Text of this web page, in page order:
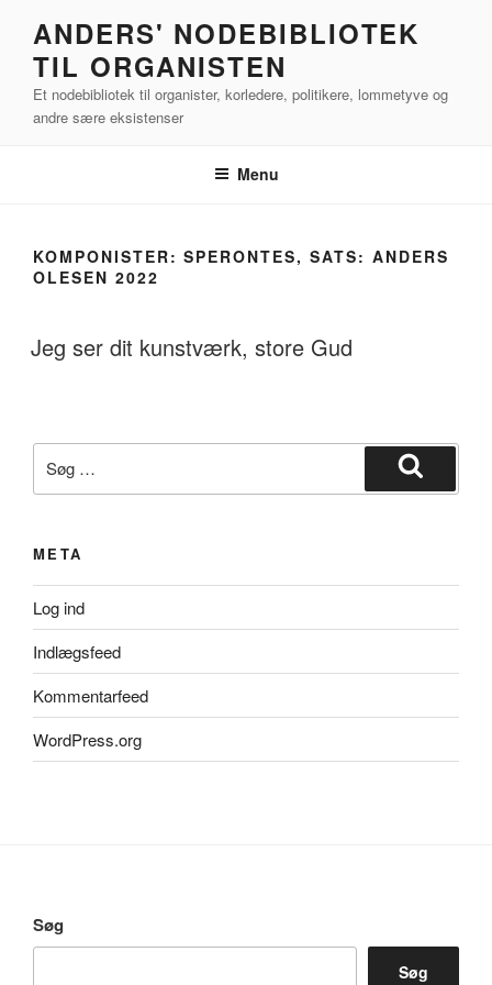
indhold
ANDERS' NODEBIBLIOTEK
TIL ORGANISTEN
Et nodebibliotek til organister, korledere, politikere, lommetyve og
andre sære eksistenser
Menu
KOMPONISTER:SPERONTES, SATS: ANDERS
OLESEN 2022
Jeg ser dit kunstværk, store Gud
efter:
Søg
META
Log ind
Indlægsfeed
Kommentarfeed
WordPress.org
Søg
Søg